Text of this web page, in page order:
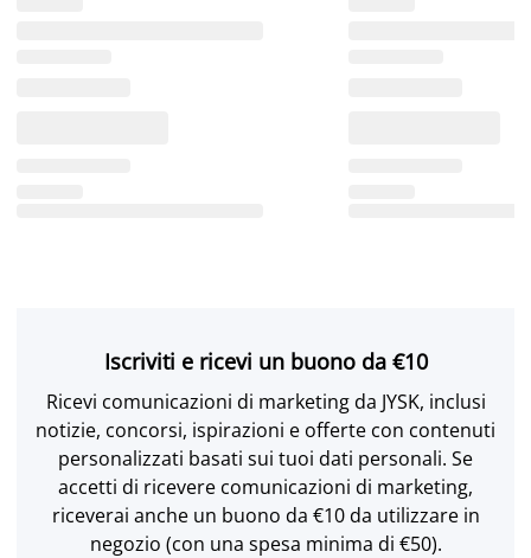
Iscriviti e ricevi un buono da €10
Ricevi comunicazioni di marketing da JYSK, inclusi
notizie, concorsi, ispirazioni e offerte con contenuti
personalizzati basati sui tuoi dati personali. Se
accetti di ricevere comunicazioni di marketing,
riceverai anche un buono da €10 da utilizzare in
negozio (con una spesa minima di €50).